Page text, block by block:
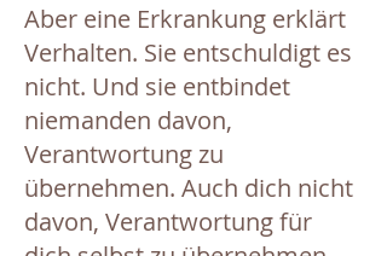
Aber eine Erkrankung erklärt
Verhalten. Sie entschuldigt es
nicht. Und sie entbindet
niemanden davon,
Verantwortung zu
übernehmen. Auch dich nicht
davon, Verantwortung für